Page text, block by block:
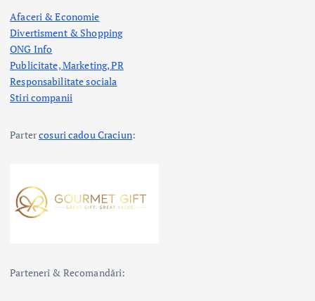
Afaceri & Economie
Divertisment & Shopping
ONG Info
Publicitate, Marketing, PR
Responsabilitate sociala
Stiri companii
Partercosuri cadou Craciun:
Parteneri & Recomandări: